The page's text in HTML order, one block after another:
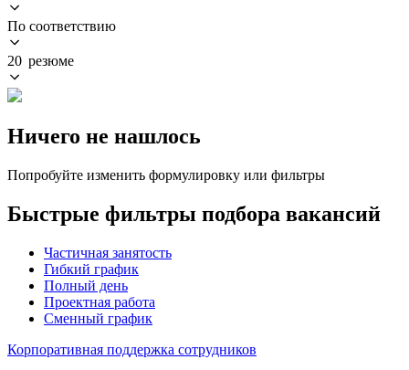
По соответствию
20 резюме
Ничего не нашлось
Попробуйте изменить формулировку или фильтры
Быстрые фильтры подбора вакансий
Частичная занятость
Гибкий график
Полный день
Проектная работа
Сменный график
Корпоративная поддержка сотрудников